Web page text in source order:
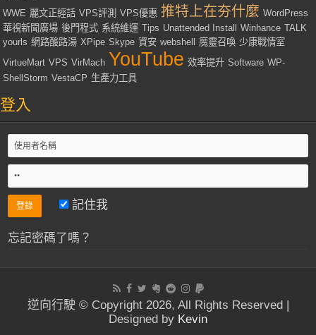
WWE 麗文正經話 VPS評測 VPS優惠 推特上在夯什麼 WordPress
華視新聞廣場 後門程式 系統維運 Tips Unattended Install Winhance TALK
yourls 網路酸路湯 XPipe Skype 資安 webshell 魔靈召喚 少康戰情室
VirtueMart VPS VirMach YouTube 效率提升 Software WP-
ShellStorm VestaCP 生產力工具
登入
記住我
忘記密碼了嗎？
逆向行駛 © Copyright 2026, All Rights Reserved |
Designed by Kevin